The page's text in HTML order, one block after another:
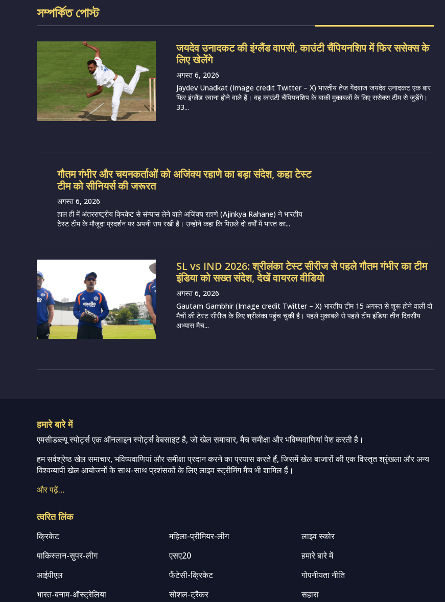
সম্পর্কিত পোস্ট
जयदेव उनादकट की इंग्लैंड वापसी, काउंटी चैंपियनशिप में फिर ससेक्स के
लिए खेलेंगे
अगस्त 6, 2026
Jaydev Unadkat (Image credit Twitter – X) भारतीय तेज गेंदबाज जयदेव उनादकट एक बार
फिर इंग्लैंड रवाना होने वाले हैं। वह काउंटी चैंपियनशिप के बाकी मुकाबलों के लिए ससेक्स टीम से जुड़ेंगे।
33...
गौतम गंभीर और चयनकर्ताओं को अजिंक्य रहाणे का बड़ा संदेश, कहा टेस्ट
टीम को सीनियर्स की जरूरत
अगस्त 6, 2026
हाल ही में अंतरराष्ट्रीय क्रिकेट से संन्यास लेने वाले अजिंक्य रहाणे (Ajinkya Rahane) ने भारतीय
टेस्ट टीम के मौजूदा प्रदर्शन पर अपनी राय रखी है। उन्होंने कहा कि पिछले दो वर्षों में भारत का...
SL vs IND 2026: श्रीलंका टेस्ट सीरीज से पहले गौतम गंभीर का टीम
इंडिया को सख्त संदेश, देखें वायरल वीडियो
अगस्त 6, 2026
Gautam Gambhir (Image credit Twitter – X) भारतीय टीम 15 अगस्त से शुरू होने वाली दो
मैचों की टेस्ट सीरीज के लिए श्रीलंका पहुंच चुकी है। पहले मुकाबले से पहले टीम इंडिया तीन दिवसीय
अभ्यास मैच...
हमारे बारे में
एमसीडब्ल्यू स्पोर्ट्स एक ऑनलाइन स्पोर्ट्स वेबसाइट है, जो खेल समाचार, मैच समीक्षा और भविष्यवाणियां पेश करती है।
हम सर्वश्रेष्ठ खेल समाचार, भविष्यवाणियां और समीक्षा प्रदान करने का प्रयास करते हैं, जिसमें खेल बाजारों की एक विस्तृत श्रृंखला और अन्य
विश्वव्यापी खेल आयोजनों के साथ-साथ प्रशंसकों के लिए लाइव स्ट्रीमिंग मैच भी शामिल हैं।
और पढ़ें…
त्वरित लिंक
क्रिकेट महिला-प्रीमियर-लीग
लाइव स्कोर
पाकिस्तान-सुपर-लीग
एसए20
हमारे बारे में
आईपीएल
फैंटेसी-क्रिकेट
गोपनीयता नीति
भारत-बनाम-ऑस्ट्रेलिया
सोशल-ट्रैकर सहारा